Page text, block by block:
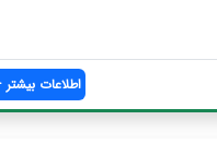
اطلاعات بیشتر